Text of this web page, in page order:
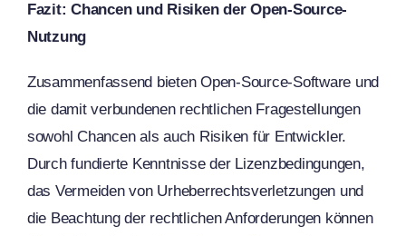
Fazit: Chancen und Risiken der Open-Source-
Nutzung
Zusammenfassend bieten Open-Source-Software und
die damit verbundenen rechtlichen Fragestellungen
sowohl Chancen als auch Risiken für Entwickler.
Durch fundierte Kenntnisse der Lizenzbedingungen,
das Vermeiden von Urheberrechtsverletzungen und
die Beachtung der rechtlichen Anforderungen können